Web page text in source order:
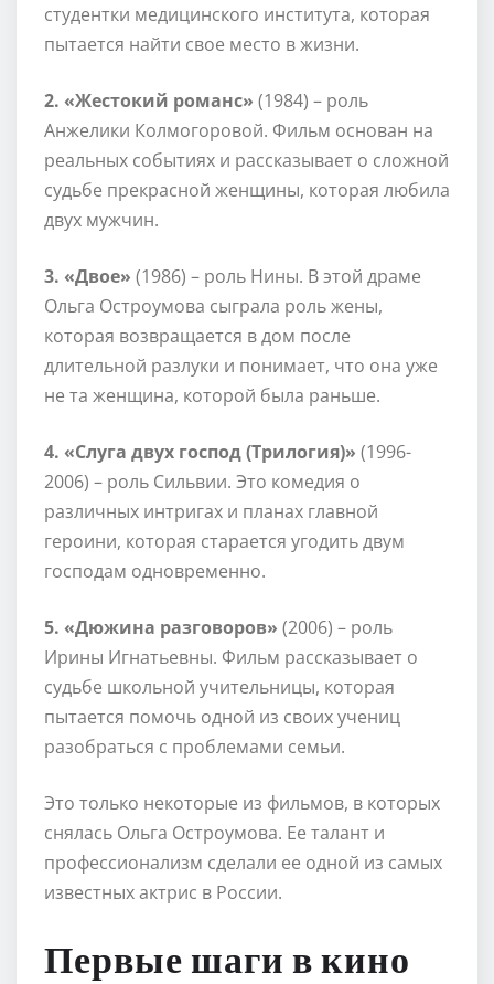
студентки медицинского института, которая
пытается найти свое место в жизни.
2. «Жестокий романс» (1984) – роль
Анжелики Колмогоровой. Фильм основан на
реальных событиях и рассказывает о сложной
судьбе прекрасной женщины, которая любила
двух мужчин.
3. «Двое» (1986) – роль Нины. В этой драме
Ольга Остроумова сыграла роль жены,
которая возвращается в дом после
длительной разлуки и понимает, что она уже
не та женщина, которой была раньше.
4. «Слуга двух господ (Трилогия)» (1996-
2006) – роль Сильвии. Это комедия о
различных интригах и планах главной
героини, которая старается угодить двум
господам одновременно.
5. «Дюжина разговоров» (2006) – роль
Ирины Игнатьевны. Фильм рассказывает о
судьбе школьной учительницы, которая
пытается помочь одной из своих учениц
разобраться с проблемами семьи.
Это только некоторые из фильмов, в которых
снялась Ольга Остроумова. Ее талант и
профессионализм сделали ее одной из самых
известных актрис в России.
Первые шаги в кино